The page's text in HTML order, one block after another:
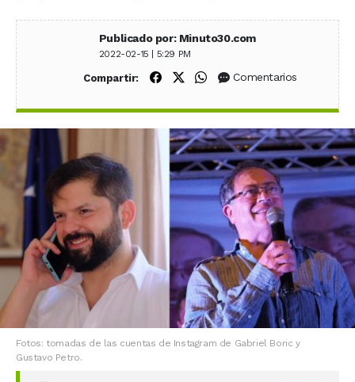
Publicado por: Minuto30.com
2022-02-15 | 5:29 PM
Compartir: Compartir en Facebook
Compartir en X (Twitter)
Compartir en WhatsApp
Comentarios
Fotos: tomadas de las cuentas de Instagram de Gabriel Boric y
Gustavo Petro.